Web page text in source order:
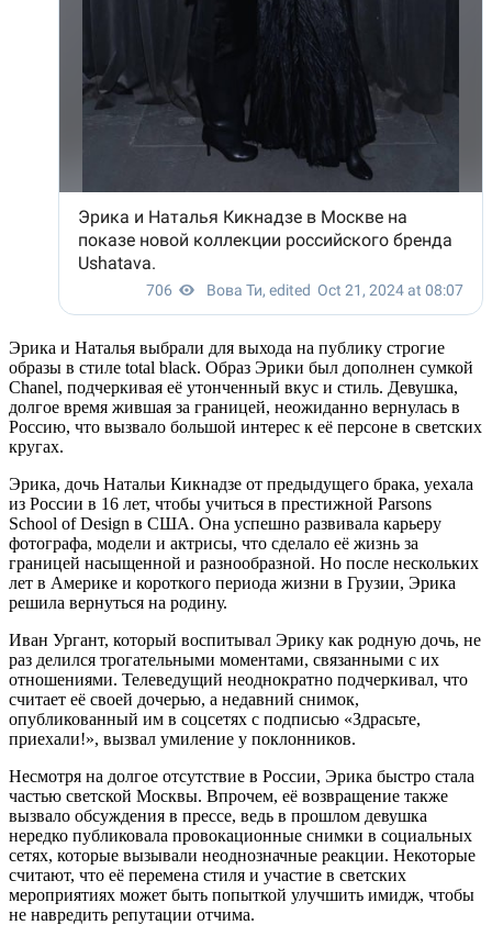
Эрика и Наталья выбрали для выхода на публику строгие
образы в стиле total black. Образ Эрики был дополнен сумкой
Chanel, подчеркивая её утонченный вкус и стиль. Девушка,
долгое время жившая за границей, неожиданно вернулась в
Россию, что вызвало большой интерес к её персоне в светских
кругах.
Эрика, дочь Натальи Кикнадзе от предыдущего брака, уехала
из России в 16 лет, чтобы учиться в престижной Parsons
School of Design в США. Она успешно развивала карьеру
фотографа, модели и актрисы, что сделало её жизнь за
границей насыщенной и разнообразной. Но после нескольких
лет в Америке и короткого периода жизни в Грузии, Эрика
решила вернуться на родину.
Иван Ургант, который воспитывал Эрику как родную дочь, не
раз делился трогательными моментами, связанными с их
отношениями. Телеведущий неоднократно подчеркивал, что
считает её своей дочерью, а недавний снимок,
опубликованный им в соцсетях с подписью «Здрасьте,
приехали!», вызвал умиление у поклонников.
Несмотря на долгое отсутствие в России, Эрика быстро стала
частью светской Москвы. Впрочем, её возвращение также
вызвало обсуждения в прессе, ведь в прошлом девушка
нередко публиковала провокационные снимки в социальных
сетях, которые вызывали неоднозначные реакции. Некоторые
считают, что её перемена стиля и участие в светских
мероприятиях может быть попыткой улучшить имидж, чтобы
не навредить репутации отчима.